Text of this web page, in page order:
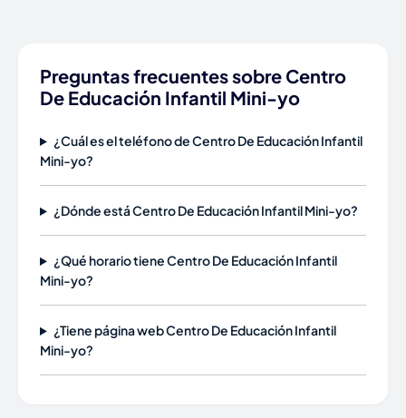
Preguntas frecuentes sobre Centro
De Educación Infantil Mini-yo
¿Cuál es el teléfono de Centro De Educación Infantil
Mini-yo?
¿Dónde está Centro De Educación Infantil Mini-yo?
¿Qué horario tiene Centro De Educación Infantil
Mini-yo?
¿Tiene página web Centro De Educación Infantil
Mini-yo?